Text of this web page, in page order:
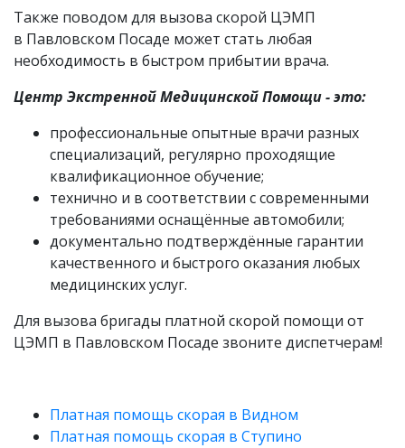
Также поводом для вызова скорой ЦЭМП
в Павловском Посаде может стать любая
необходимость в быстром прибытии врача.
Центр Экстренной Медицинской Помощи - это:
профессиональные опытные врачи разных
специализаций, регулярно проходящие
квалификационное обучение;
технично и в соответствии с современными
требованиями оснащённые автомобили;
документально подтверждённые гарантии
качественного и быстрого оказания любых
медицинских услуг.
Для вызова бригады платной скорой помощи от
ЦЭМП в Павловском Посаде звоните диспетчерам!
Платная помощь скорая в Видном
Платная помощь скорая в Ступино